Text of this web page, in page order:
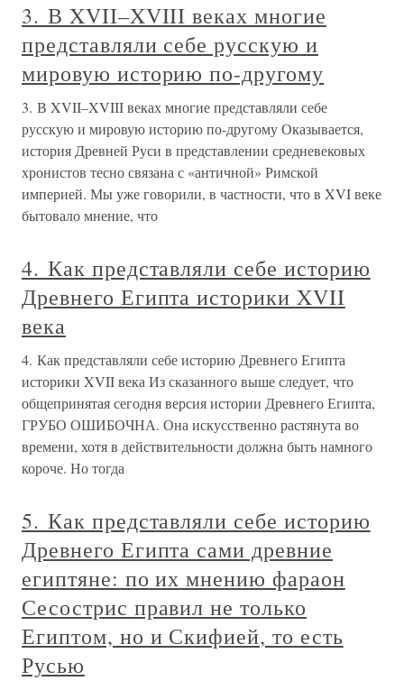
3. В XVII–XVIII веках многие
представляли себе русскую и
мировую историю по-другому
3. В XVII–XVIII веках многие представляли себе
русскую и мировую историю по-другому Оказывается,
история Древней Руси в представлении средневековых
хронистов тесно связана с «античной» Римской
империей. Мы уже говорили, в частности, что в XVI веке
бытовало мнение, что
4. Как представляли себе историю
Древнего Египта историки XVII
века
4. Как представляли себе историю Древнего Египта
историки XVII века Из сказанного выше следует, что
общепринятая сегодня версия истории Древнего Египта,
ГРУБО ОШИБОЧНА. Она искусственно растянута во
времени, хотя в действительности должна быть намного
короче. Но тогда
5. Как представляли себе историю
Древнего Египта сами древние
египтяне: по их мнению фараон
Сесострис правил не только
Египтом, но и Скифией, то есть
Русью